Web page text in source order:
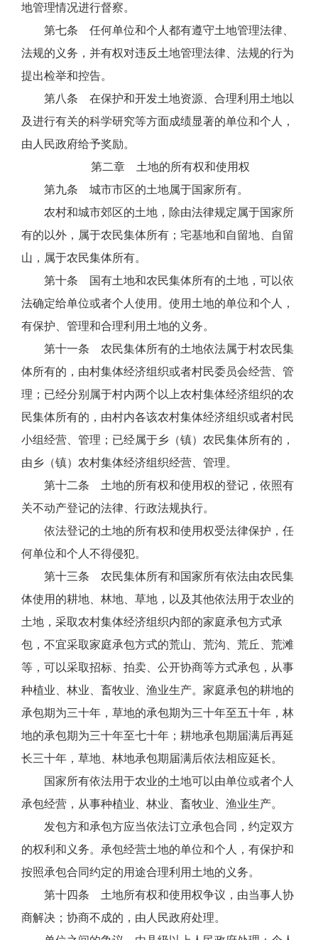
地管理情况进行督察。
第七条 任何单位和个人都有遵守土地管理法律、
法规的义务，并有权对违反土地管理法律、法规的行为
提出检举和控告。
第八条 在保护和开发土地资源、合理利用土地以
及进行有关的科学研究等方面成绩显著的单位和个人，
由人民政府给予奖励。
第二章 土地的所有权和使用权
第九条 城市市区的土地属于国家所有。
农村和城市郊区的土地，除由法律规定属于国家所
有的以外，属于农民集体所有；宅基地和自留地、自留
山，属于农民集体所有。
第十条 国有土地和农民集体所有的土地，可以依
法确定给单位或者个人使用。使用土地的单位和个人，
有保护、管理和合理利用土地的义务。
第十一条 农民集体所有的土地依法属于村农民集
体所有的，由村集体经济组织或者村民委员会经营、管
理；已经分别属于村内两个以上农村集体经济组织的农
民集体所有的，由村内各该农村集体经济组织或者村民
小组经营、管理；已经属于乡（镇）农民集体所有的，
由乡（镇）农村集体经济组织经营、管理。
第十二条 土地的所有权和使用权的登记，依照有
关不动产登记的法律、行政法规执行。
依法登记的土地的所有权和使用权受法律保护，任
何单位和个人不得侵犯。
第十三条 农民集体所有和国家所有依法由农民集
体使用的耕地、林地、草地，以及其他依法用于农业的
土地，采取农村集体经济组织内部的家庭承包方式承
包，不宜采取家庭承包方式的荒山、荒沟、荒丘、荒滩
等，可以采取招标、拍卖、公开协商等方式承包，从事
种植业、林业、畜牧业、渔业生产。家庭承包的耕地的
承包期为三十年，草地的承包期为三十年至五十年，林
地的承包期为三十年至七十年；耕地承包期届满后再延
长三十年，草地、林地承包期届满后依法相应延长。
国家所有依法用于农业的土地可以由单位或者个人
承包经营，从事种植业、林业、畜牧业、渔业生产。
发包方和承包方应当依法订立承包合同，约定双方
的权利和义务。承包经营土地的单位和个人，有保护和
按照承包合同约定的用途合理利用土地的义务。
第十四条 土地所有权和使用权争议，由当事人协
商解决；协商不成的，由人民政府处理。